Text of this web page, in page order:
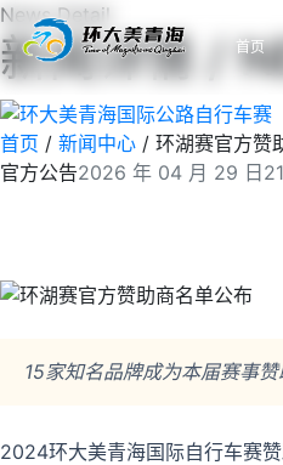
首页
News Detail
新闻详情 /
首页 / 新闻中心 / 环湖赛官方赞
官方公告2026 年 04 月 29 日
15家知名品牌成为本届赛事
2024环大美青海国际自行车赛